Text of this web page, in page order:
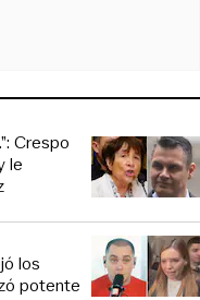
Crespo
le
los
potente